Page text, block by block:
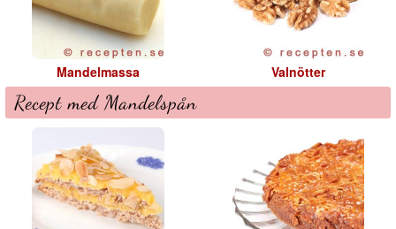
Mandelmassa Valnötter
Recept med Mandelspån